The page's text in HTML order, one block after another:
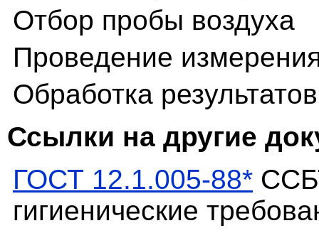
Отбор пробы воздуха
Проведение
Обработка
Ссылки на другие
ГОСТ 12.1.005-88*
гигиенические